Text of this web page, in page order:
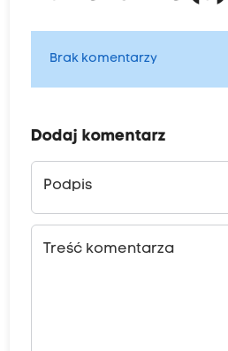
Brak komentarzy
Dodaj komentarz
Podpis
Treść komentarza